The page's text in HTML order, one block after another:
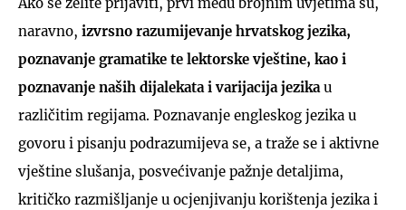
naravno, izvrsno razumijevanje hrvatskog jezika,
poznavanje gramatike te lektorske vještine, kao i
poznavanje naših dijalekata i varijacija jezika u
različitim regijama. Poznavanje engleskog jezika u
govoru i pisanju podrazumijeva se, a traže se i aktivne
vještine slušanja, posvećivanje pažnje detaljima,
kritičko razmišljanje u ocjenjivanju korištenja jezika i